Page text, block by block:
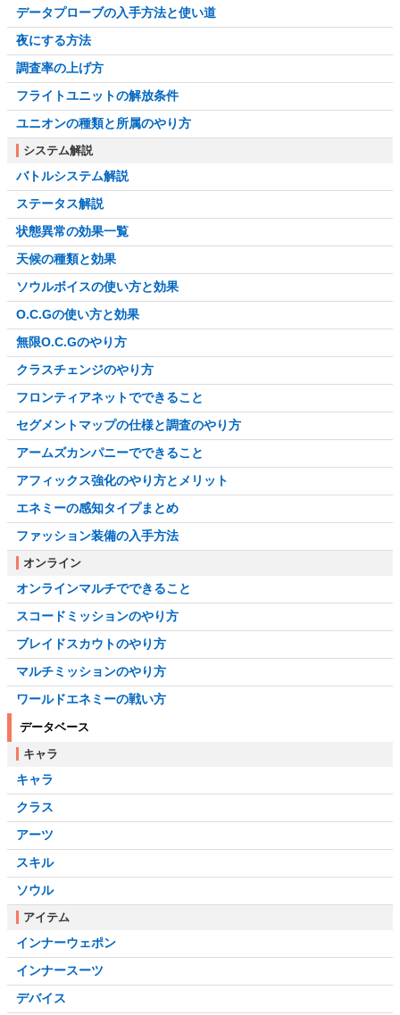
データプローブの入手方法と使い道
夜にする方法
調査率の上げ方
フライトユニットの解放条件
ユニオンの種類と所属のやり方
システム解説
バトルシステム解説
ステータス解説
状態異常の効果一覧
天候の種類と効果
ソウルボイスの使い方と効果
O.C.Gの使い方と効果
無限O.C.Gのやり方
クラスチェンジのやり方
フロンティアネットでできること
セグメントマップの仕様と調査のやり方
アームズカンパニーでできること
アフィックス強化のやり方とメリット
エネミーの感知タイプまとめ
ファッション装備の入手方法
オンライン
オンラインマルチでできること
スコードミッションのやり方
ブレイドスカウトのやり方
マルチミッションのやり方
ワールドエネミーの戦い方
データベース
キャラ
キャラ
クラス
アーツ
スキル
ソウル
アイテム
インナーウェポン
インナースーツ
デバイス